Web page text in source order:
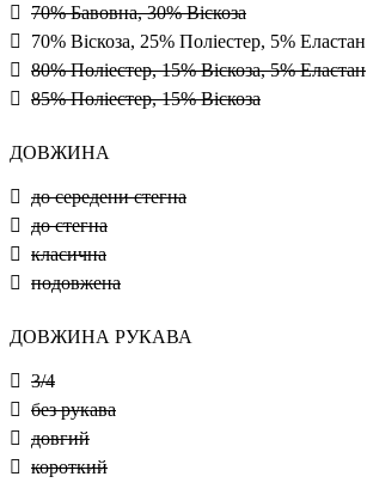
70% Бавовна, 30% Віскоза
70% Віскоза, 25% Поліестер, 5% Еластан
80% Поліестер, 15% Віскоза, 5% Еластан
85% Поліестер, 15% Віскоза
ДОВЖИНА
до середени стегна
до стегна
класична
подовжена
ДОВЖИНА РУКАВА
3/4
без рукава
довгий
короткий